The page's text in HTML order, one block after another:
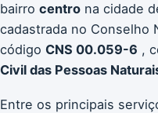
bairro centro na cidade
cadastrada no Conselho
código CNS 00.059-6 ,
Civil das Pessoas
Entre os principais